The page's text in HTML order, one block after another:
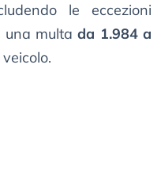
le eccezioni
una multada 1.984 a